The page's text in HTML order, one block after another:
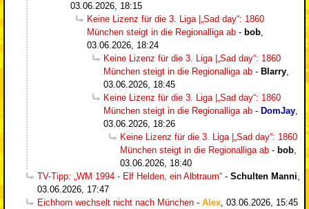
03.06.2026, 18:15
Keine Lizenz für die 3. Liga |„Sad day“: 1860
München steigt in die Regionalliga ab - bob,
03.06.2026, 18:24
Keine Lizenz für die 3. Liga |„Sad day“: 1860
München steigt in die Regionalliga ab - Blarry,
03.06.2026, 18:45
Keine Lizenz für die 3. Liga |„Sad day“: 1860
München steigt in die Regionalliga ab - DomJay,
03.06.2026, 18:26
Keine Lizenz für die 3. Liga |„Sad day“: 1860
München steigt in die Regionalliga ab - bob,
03.06.2026, 18:40
TV-Tipp: „WM 1994 - Elf Helden, ein Albtraum“ - Schulten Manni,
03.06.2026, 17:47
Eichhorn wechselt nicht nach München - Alex, 03.06.2026, 15:45